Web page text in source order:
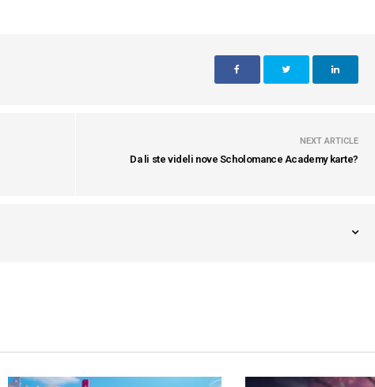
NEXT ARTICLE
Da li ste videli nove Scholomance Academy karte?